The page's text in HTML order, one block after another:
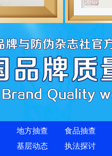
地方抽查 食品抽查
基层动态 执法探讨